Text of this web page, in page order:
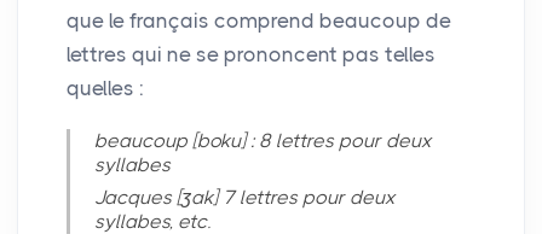
que le français comprend beaucoup de
lettres qui ne se prononcent pas telles
quelles :
beaucoup [boku] : 8 lettres pour deux
syllabes
Jacques [ʒak] 7 lettres pour deux
syllabes, etc.